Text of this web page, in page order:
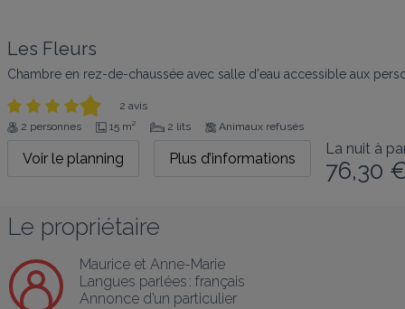
Les Fleurs
Chambre en rez-de-chaussée avec salle d'eau accessible aux
2 avis
2 personnes
15 m² 2 lits Animaux refusés
Voir le planning Plus d’informations
La nuit à
76,30
Le propriétaire
Maurice et Anne-Marie
Langues parlées : français
Annonce d’un particulier